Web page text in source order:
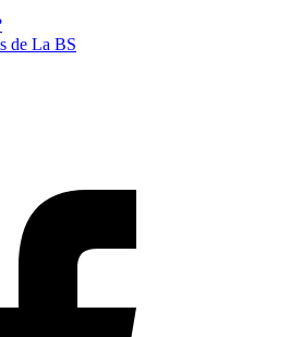
de La BS